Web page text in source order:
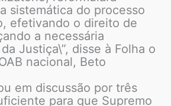
sistemática do processo
efetivando o direito de
a necessária
Justiça\”, disse à Folha o
nacional, Beto
em discussão por três
para que Supremo